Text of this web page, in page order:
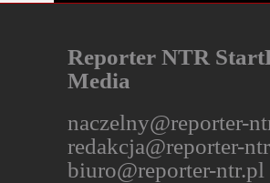
Reporter NTR
Media
naczelny@reporter-
redakcja@reporter-
biuro@reporter-ntr.pl